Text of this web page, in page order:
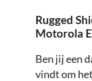
Rugged
Motorola
Ben jij een
vindt om